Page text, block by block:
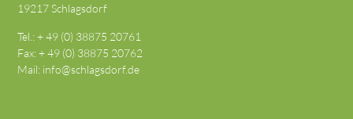
19217 Schlagsdorf
Tel.: + 49 (0) 38875 20761
Fax: + 49 (0) 38875 20762
Mail: info@schlagsdorf.de